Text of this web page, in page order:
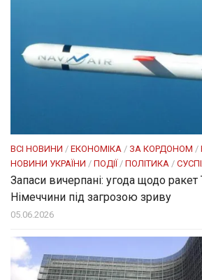
ВСІ НОВИНИ / ЕКОНОМІКА / ЗА КОРДОНОМ /
НОВИНИ УКРАЇНИ / ПОДІЇ/ ПОЛІТИКА /
Запаси вичерпані: угода щодо ракет
Німеччини під загрозою зриву
05.06.2026